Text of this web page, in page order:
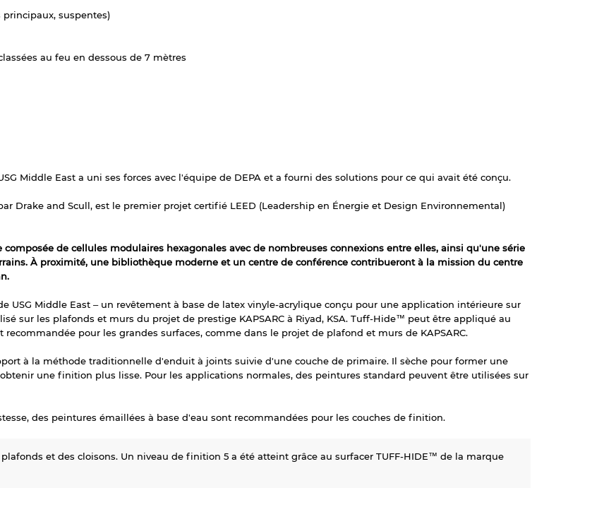
principaux, suspentes)
au feu en dessous de 7 mètres
Middle East a uni ses forces avec l'équipe de DEPA et a fourni des solutions pour ce qui avait été conçu.
Drake and Scull, est le premier projet certifié LEED (Leadership en Énergie et Design Environnemental)
de cellules modulaires hexagonales avec de nombreuses connexions entre elles, ainsi qu'une série
À proximité, une bibliothèque moderne et un centre de conférence contribueront à la mission du centre
USG Middle East – un revêtement à base de latex vinyle-acrylique conçu pour une application intérieure sur
sur les plafonds et murs du projet de prestige KAPSARC à Riyad, KSA. Tuff-Hide™ peut être appliqué au
pour les grandes surfaces, comme dans le projet de plafond et murs de KAPSARC.
à la méthode traditionnelle d'enduit à joints suivie d'une couche de primaire. Il sèche pour former une
une finition plus lisse. Pour les applications normales, des peintures standard peuvent être utilisées sur
des peintures émaillées à base d'eau sont recommandées pour les couches de finition.
et des cloisons. Un niveau de finition 5 a été atteint grâce au surfacer TUFF-HIDE™ de la marque